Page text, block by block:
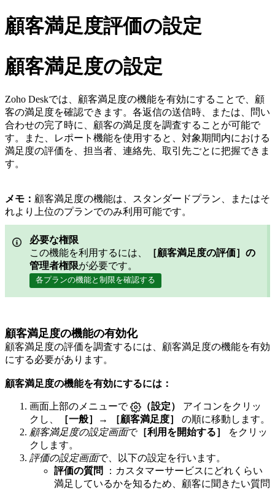
顧客満足度評価の設定
顧客満足度の設定
Zoho Deskでは、顧客満足度の機能を有効にすることで、顧
客の満足度を確認できます。各返信の送信時、または、問い
合わせの完了時に、顧客の満足度を調査することが可能で
す。また、レポート機能を使用すると、対象期間内における
満足度の評価を、担当者、連絡先、取引先ごとに把握できま
す。
メモ： 顧客満足度の機能は、スタンダードプラン、またはそ
れより上位のプランでのみ利用可能です。
必要な権限
この機能を利用するには、
［顧客満足度の評価］の
管理者権限が必要です。
各プランの機能と制限を確認する
顧客満足度の機能の有効化
顧客満足度の評価を調査するには、顧客満足度の機能を有効
にする必要があります。
顧客満足度の機能を有効にするには：
画面上部のメニューで （設定） アイコンをクリッ
クし、
［一般］ → ［顧客満足度］ の順に移動します。
顧客満足度の設定画面で［利用を開始する］
をクリッ
クします。
評価の設定画面で、以下の設定を行います。
評価の質問
：カスタマーサービスにどれくらい
満足しているかを知るため、顧客に聞きたい質問